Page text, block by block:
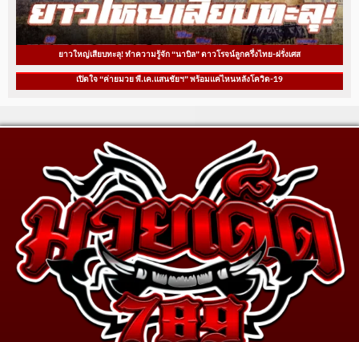
ยาวใหญ่เสียบทะลุ! ทำความรู้จัก “นาบิล” ดาวโรจน์ลูกครึ่งไทย-ฝรั่งเศส
เปิดใจ “ค่ายมวย พี.เค.แสนชัยฯ” พร้อมแค่ไหนหลังโควิด-19